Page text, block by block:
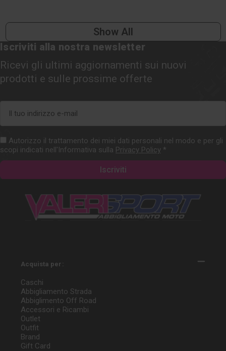
Show All
Iscriviti alla nostra newsletter
Ricevi gli ultimi aggiornamenti sui nuovi
prodotti e sulle prossime offerte
mail
Autorizzo il trattamento dei miei dati personali nel modo e per gli
scopi indicati nell'Informativa sulla Privacy Policy *
Acquista per:
Caschi
Abbigliamento Strada
Abbiglimento Off Road
Accessori e Ricambi
Outlet
Outfit
Brand
Gift Card